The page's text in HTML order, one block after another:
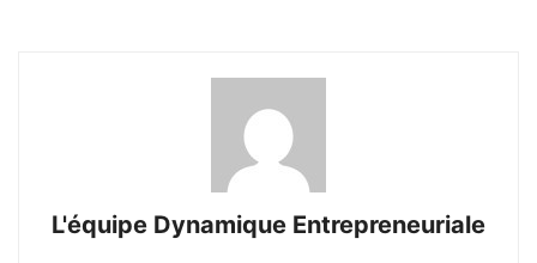
L'équipe Dynamique Entrepreneuriale